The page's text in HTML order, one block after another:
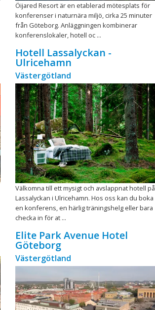
Öijared Resort är en etablerad mötesplats för
konferenser i naturnära miljö, cirka 25 minuter
från Göteborg. Anläggningen kombinerar
konferenslokaler, hotell oc ...
Hotell Lassalyckan -
Ulricehamn
Västergötland
Välkomna till ett mysigt och avslappnat hotell på
Lassalyckan i Ulricehamn. Hos oss kan du boka
en konferens, en härlig träningshelg eller bara
checka in för at ...
Elite Park Avenue Hotel
Göteborg
Västergötland